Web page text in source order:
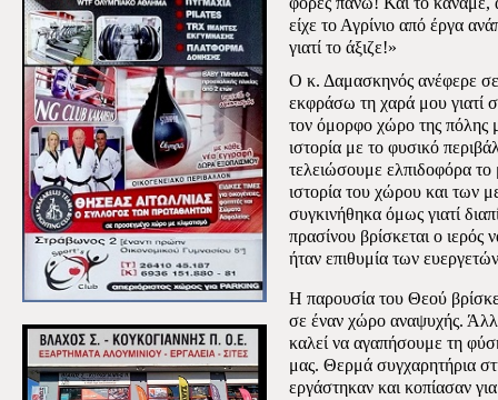
είχε το Αγρίνιο από έργα
γιατί το άξιζε!»
Ο κ. Δαμασκηνός ανέφερε
εκφράσω τη χαρά μου γιατί
τον όμορφο χώρο της πόλης
ιστορία με το φυσικό
τελειώσουμε ελπιδοφόρα
ιστορία του χώρου και των
συγκινήθηκα όμως γιατί
πρασίνου βρίσκεται ο
ήταν επιθυμία των
Η παρουσία του Θεού
σε έναν χώρο αναψυχής.
καλεί να αγαπήσουμε τη
μας. Θερμά συγχαρητήρια
εργάστηκαν και κοπίασαν